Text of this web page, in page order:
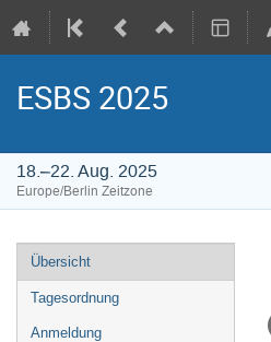
ESBS 2025
18.–22. Aug. 2025
Europe/Berlin Zeitzone
Veranstaltungsmenü
Übersicht
Tagesordnung
Anmeldung